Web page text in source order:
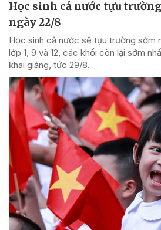
Học sinh cả nước tựu
ngày 22/8
Học sinh cả nước sẽ tựu trường sớm
lớp 1, 9 và 12, các khối còn lại sớm
khai giảng, tức 29/8.